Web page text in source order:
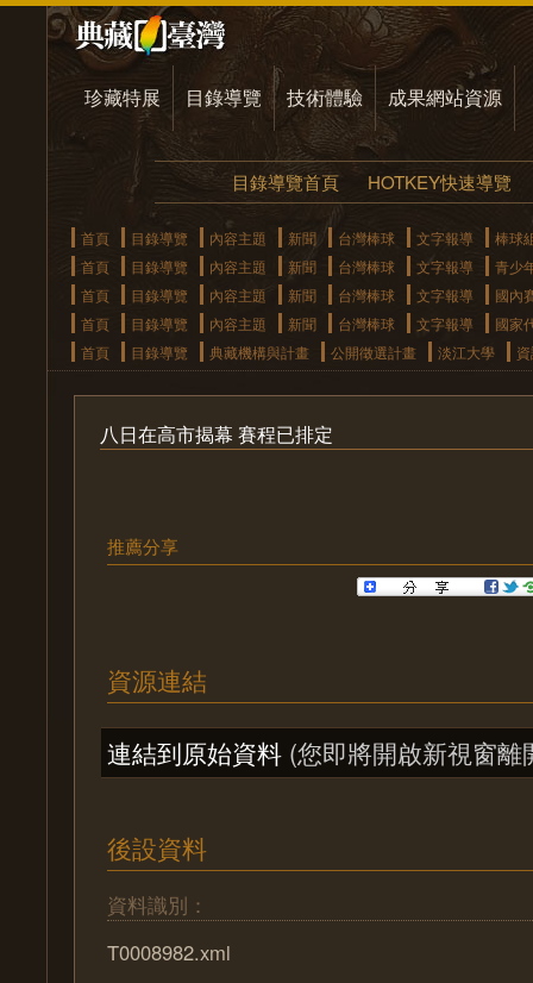
珍藏特展 目錄導覽 技術體驗 成果網站資源
目錄導覽首頁 HOTKEY快速導覽
首頁 目錄導覽 內容主題 新聞 台灣棒球 文字報導
棒球
首頁
目錄導覽 內容主題 新聞 台灣棒球 文字報導
青少
首頁
目錄導覽 內容主題 新聞 台灣棒球 文字報導
國內
首頁
目錄導覽 內容主題 新聞 台灣棒球 文字報導
國家
首頁
目錄導覽 典藏機構與計畫 公開徵選計畫 淡江大學
八日在高市揭幕 賽程已排定
推薦分享
資源連結
連結到原始資料 (您即將開啟新視窗離
後設資料
資料識別：
T0008982.xml